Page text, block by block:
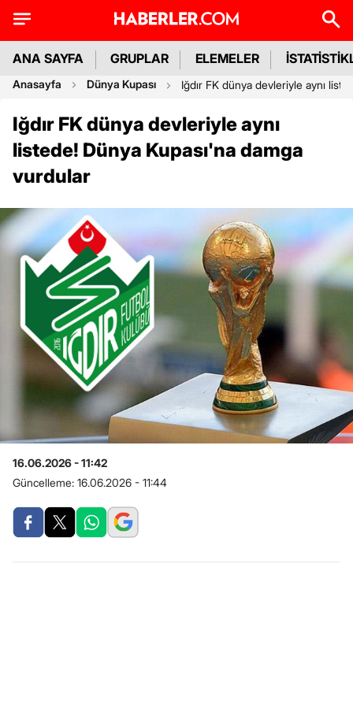
ANA SAYFA GRUPLAR ELEMELER
Anasayfa Dünya Kupası Iğdır FK dünya devleriyle aynı
Iğdır FK dünya devleriyle aynı
listede! Dünya Kupası'na damga
vurdular
16.06.2026 - 11:42
Güncelleme: 16.06.2026 - 11:44